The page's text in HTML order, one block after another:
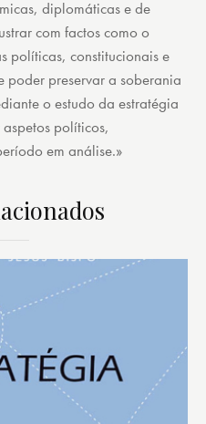
diplomáticas e de
com factos como o
políticas, constitucionais e
poder preservar a soberania
o estudo da estratégia
políticos,
em análise.»